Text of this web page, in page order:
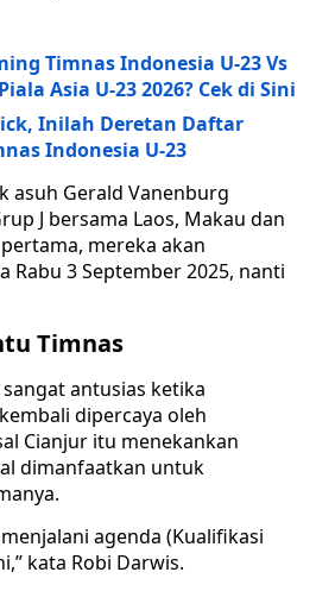
Timnas Indonesia U-23 Vs
Asia U-23 2026? Cek di Sini
Inilah Deretan Daftar
Indonesia U-23
asuh Gerald Vanenburg
J bersama Laos, Makau dan
mereka akan
Rabu 3 September 2025, nanti
Timnas
antusias ketika
dipercaya oleh
Cianjur itu menekankan
dimanfaatkan untuk
agenda (Kualifikasi
kata Robi Darwis.